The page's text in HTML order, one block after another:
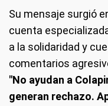
Su mensaje surgió
cuenta
a la solidaridad y
comentarios
"No ayudan a
generan rechazo.